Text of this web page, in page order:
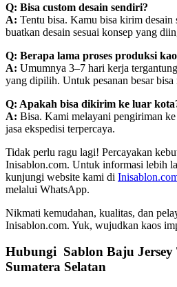
Q: Bisa custom desain sendiri?
A: Tentu bisa. Kamu bisa kirim desain
buatkan desain sesuai konsep yang
Q: Berapa lama proses produksi
A: Umumnya 3–7 hari kerja
yang dipilih. Untuk pesanan besar
Q: Apakah bisa dikirim ke luar
A: Bisa. Kami melayani pengiriman
jasa ekspedisi terpercaya.
Tidak perlu ragu lagi! Percayakan
Inisablon.com. Untuk informasi lebih
kunjungi website kami di
melalui WhatsApp.
Nikmati kemudahan, kualitas, dan
Inisablon.com. Yuk, wujudkan kaos
Hubungi Sablon Baju Jersey
Sumatera Selatan